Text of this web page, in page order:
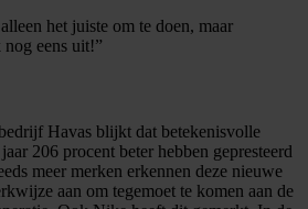
het juiste om te doen, maar
eens uit!”
Havas blijkt dat betekenisvolle
206 procent beter hebben gepresteerd
meer merken erkennen deze nieuwe
aan om tegemoet te komen aan de